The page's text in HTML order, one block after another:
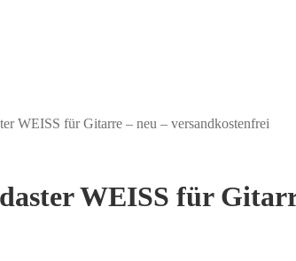
WEISS für Gitarre – neu – versandkostenfrei
WEISS für